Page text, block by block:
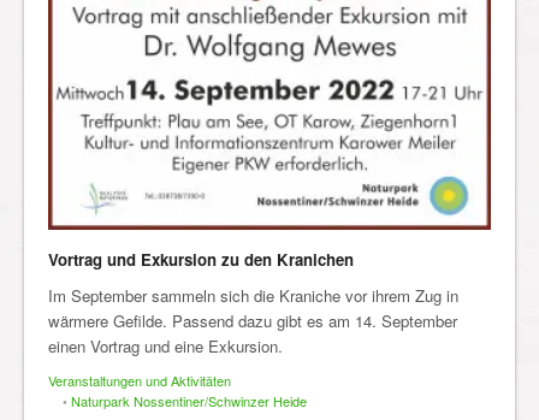
Vortrag und Exkursion zu den Kranichen
Im September sammeln sich die Kraniche vor ihrem Zug in
wärmere Gefilde. Passend dazu gibt es am 14. September
einen Vortrag und eine Exkursion.
Veranstaltungen und Aktivitäten
• Naturpark Nossentiner/Schwinzer Heide